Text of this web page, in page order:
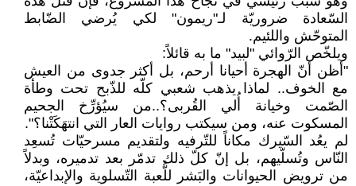
السّعادة ضروريّة لـ"ريمون" لكي يُرضي الضّابط
المتوحّش واللئيم.
ويلخّص الرّوائي "لبيد" ما به قائلاً:
"أظن أنّ الهجرة أحيانا أرحم، بل أكثر جدوى من العيش
مع الخوف.. لماذا يذهب شعبي كلّه للذّبح تحت وطأة
الصّمت وخيانة أُلي القُربى؟..من سيُؤرِّخ الجحيم
المسكوت عنه، ومن سيكتب روايات العار التي انتهَكَتْنا؟".
لم يعُد السّيرك مكاناً للتّرفيه ولتقديم مسرحيّات تُسعِد
النّاس وتُسلّيهم، بل إنّ كلّ ذلك تدمّر بعد تدميره، وبدلاً
من ترويض الحيوانات والبَشر للُّعبة التّسلوية والإبداعيّة،